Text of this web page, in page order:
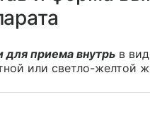
для приема внутрь в
или светло-желтой